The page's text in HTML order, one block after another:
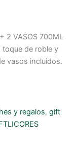
2 VASOS 700ML
de roble y
vasos incluidos.
y regalos, gift